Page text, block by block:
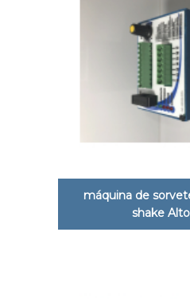
máquina de
shake